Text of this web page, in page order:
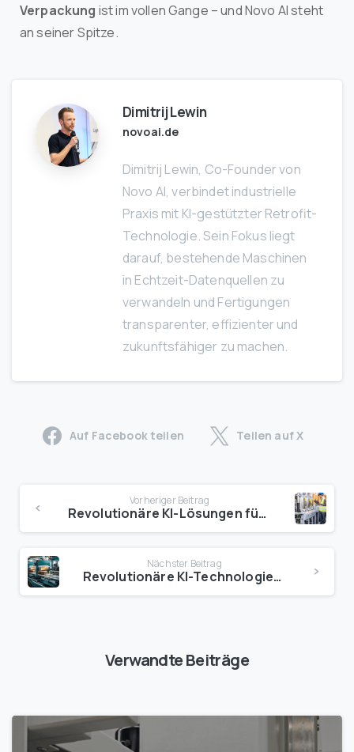
Verpackung ist im vollen Gange – und Novo AI steht
an seiner Spitze.
Dimitrij Lewin
novoai.de
Dimitrij Lewin, Co-Founder von
Novo AI, verbindet industrielle
Praxis mit KI-gestützter Retrofit-
Technologie. Sein Fokus liegt
darauf, bestehende Maschinen
in Echtzeit-Datenquellen zu
verwandeln und Fertigungen
transparenter, effizienter und
zukunftsfähiger zu machen.
Auf Facebook teilen Teilen auf X
Vorheriger Beitrag
Revolutionäre KI-Lösungen für die Partikeltechnologie 2025
Nächster Beitrag
Revolutionäre KI-Technologien zur Verpackungsoptimierung 2025
Verwandte Beiträge